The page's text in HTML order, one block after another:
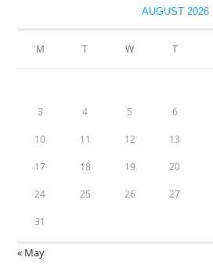
AUGUST 2026
M T W T
3 4 5 6
10 11 12 13
17 18 19 20
24 25 26 27
31
« May